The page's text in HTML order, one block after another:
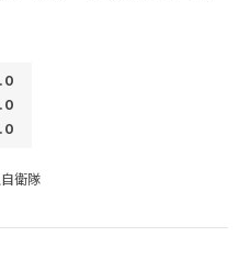
衛隊